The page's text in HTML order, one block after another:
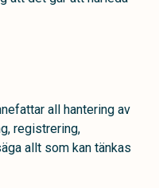
all hantering av
registrering,
allt som kan tänkas